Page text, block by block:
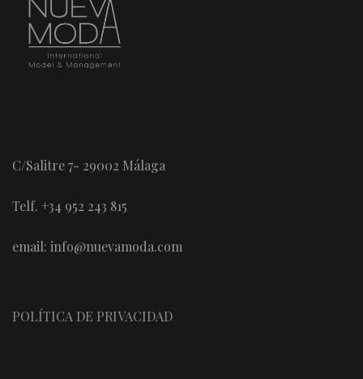
C/Salitre 7- 29002 Málaga
Telf. +34 952 243 815
email: info@nuevamoda.com
POLÍTICA DE PRIVACIDAD